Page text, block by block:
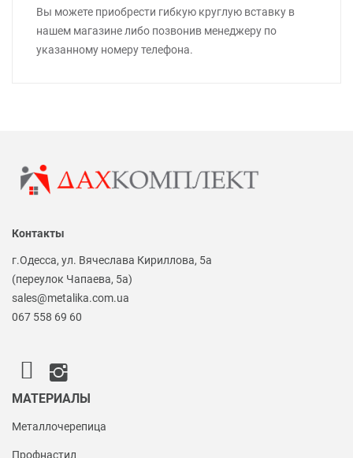
Вы можете приобрести гибкую круглую вставку в
нашем магазине либо позвонив менеджеру по
указанному номеру телефона.
Контакты
г.Одесса, ул. Вячеслава Кириллова, 5а
(переулок Чапаева, 5а)
sales@metalika.com.ua
067 558 69 60
МАТЕРИАЛЫ
Металлочерепица
Профнастил